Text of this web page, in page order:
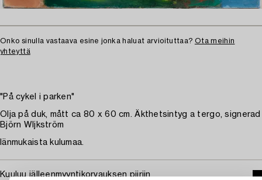
Onko sinulla vastaava esine jonka haluat arvioituttaa? Ota meihin
yhteyttä
"På cykel i parken"
Olja på duk, mått ca 80 x 60 cm. Äkthetsintyg a tergo, signerad
Björn WIjkström
Iänmukaista kulumaa.
Kuuluu jälleenmyyntikorvauksen piiriin